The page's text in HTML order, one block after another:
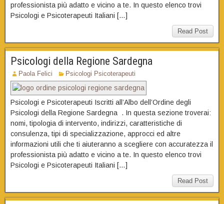
professionista più adatto e vicino a te. In questo elenco trovi
Psicologi e Psicoterapeuti Italiani […]
Read Post
Psicologi della Regione Sardegna
Paola Felici Psicologi Psicoterapeuti
Psicologi e Psicoterapeuti Iscritti all’Albo dell’Ordine degli
Psicologi della Regione Sardegna . In questa sezione troverai:
nomi, tipologia di intervento, indirizzi, caratteristiche di
consulenza, tipi di specializzazione, approcci ed altre
informazioni utili che ti aiuteranno a scegliere con accuratezza il
professionista più adatto e vicino a te. In questo elenco trovi
Psicologi e Psicoterapeuti Italiani […]
Read Post